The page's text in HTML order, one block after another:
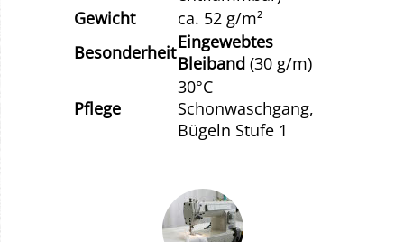
Gewicht
ca. 52 g/m²
BesonderheitEingewebtes
Bleiband (30 g/m)
Pflege
30°C
Schonwaschgang,
Bügeln Stufe 1